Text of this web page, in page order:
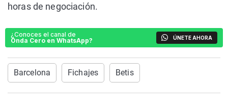
horas de negociación.
¿Conoces el canal de
Onda Cero en WhatsApp?
ÚNETE AHORA
Barcelona Fichajes Betis